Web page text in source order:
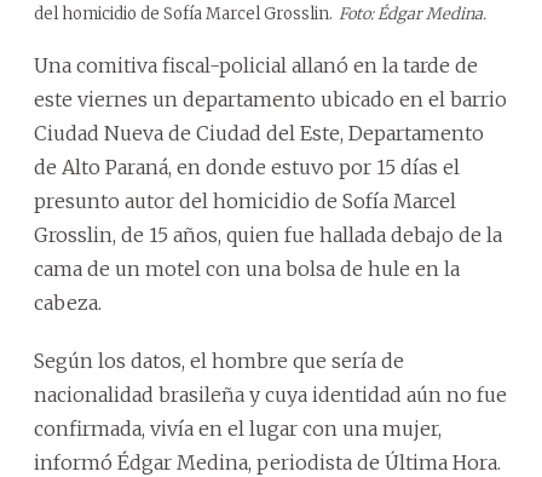
del homicidio de Sofía Marcel Grosslin. Foto: Édgar Medina.
Una comitiva fiscal-policial allanó en la tarde de
este viernes un departamento ubicado en el barrio
Ciudad Nueva de Ciudad del Este, Departamento
de Alto Paraná, en donde estuvo por 15 días el
presunto autor del homicidio de Sofía Marcel
Grosslin, de 15 años, quien fue hallada debajo de la
cama de un motel con una bolsa de hule en la
cabeza.
Según los datos, el hombre que sería de
nacionalidad brasileña y cuya identidad aún no fue
confirmada, vivía en el lugar con una mujer,
informó Édgar Medina, periodista de Última Hora.